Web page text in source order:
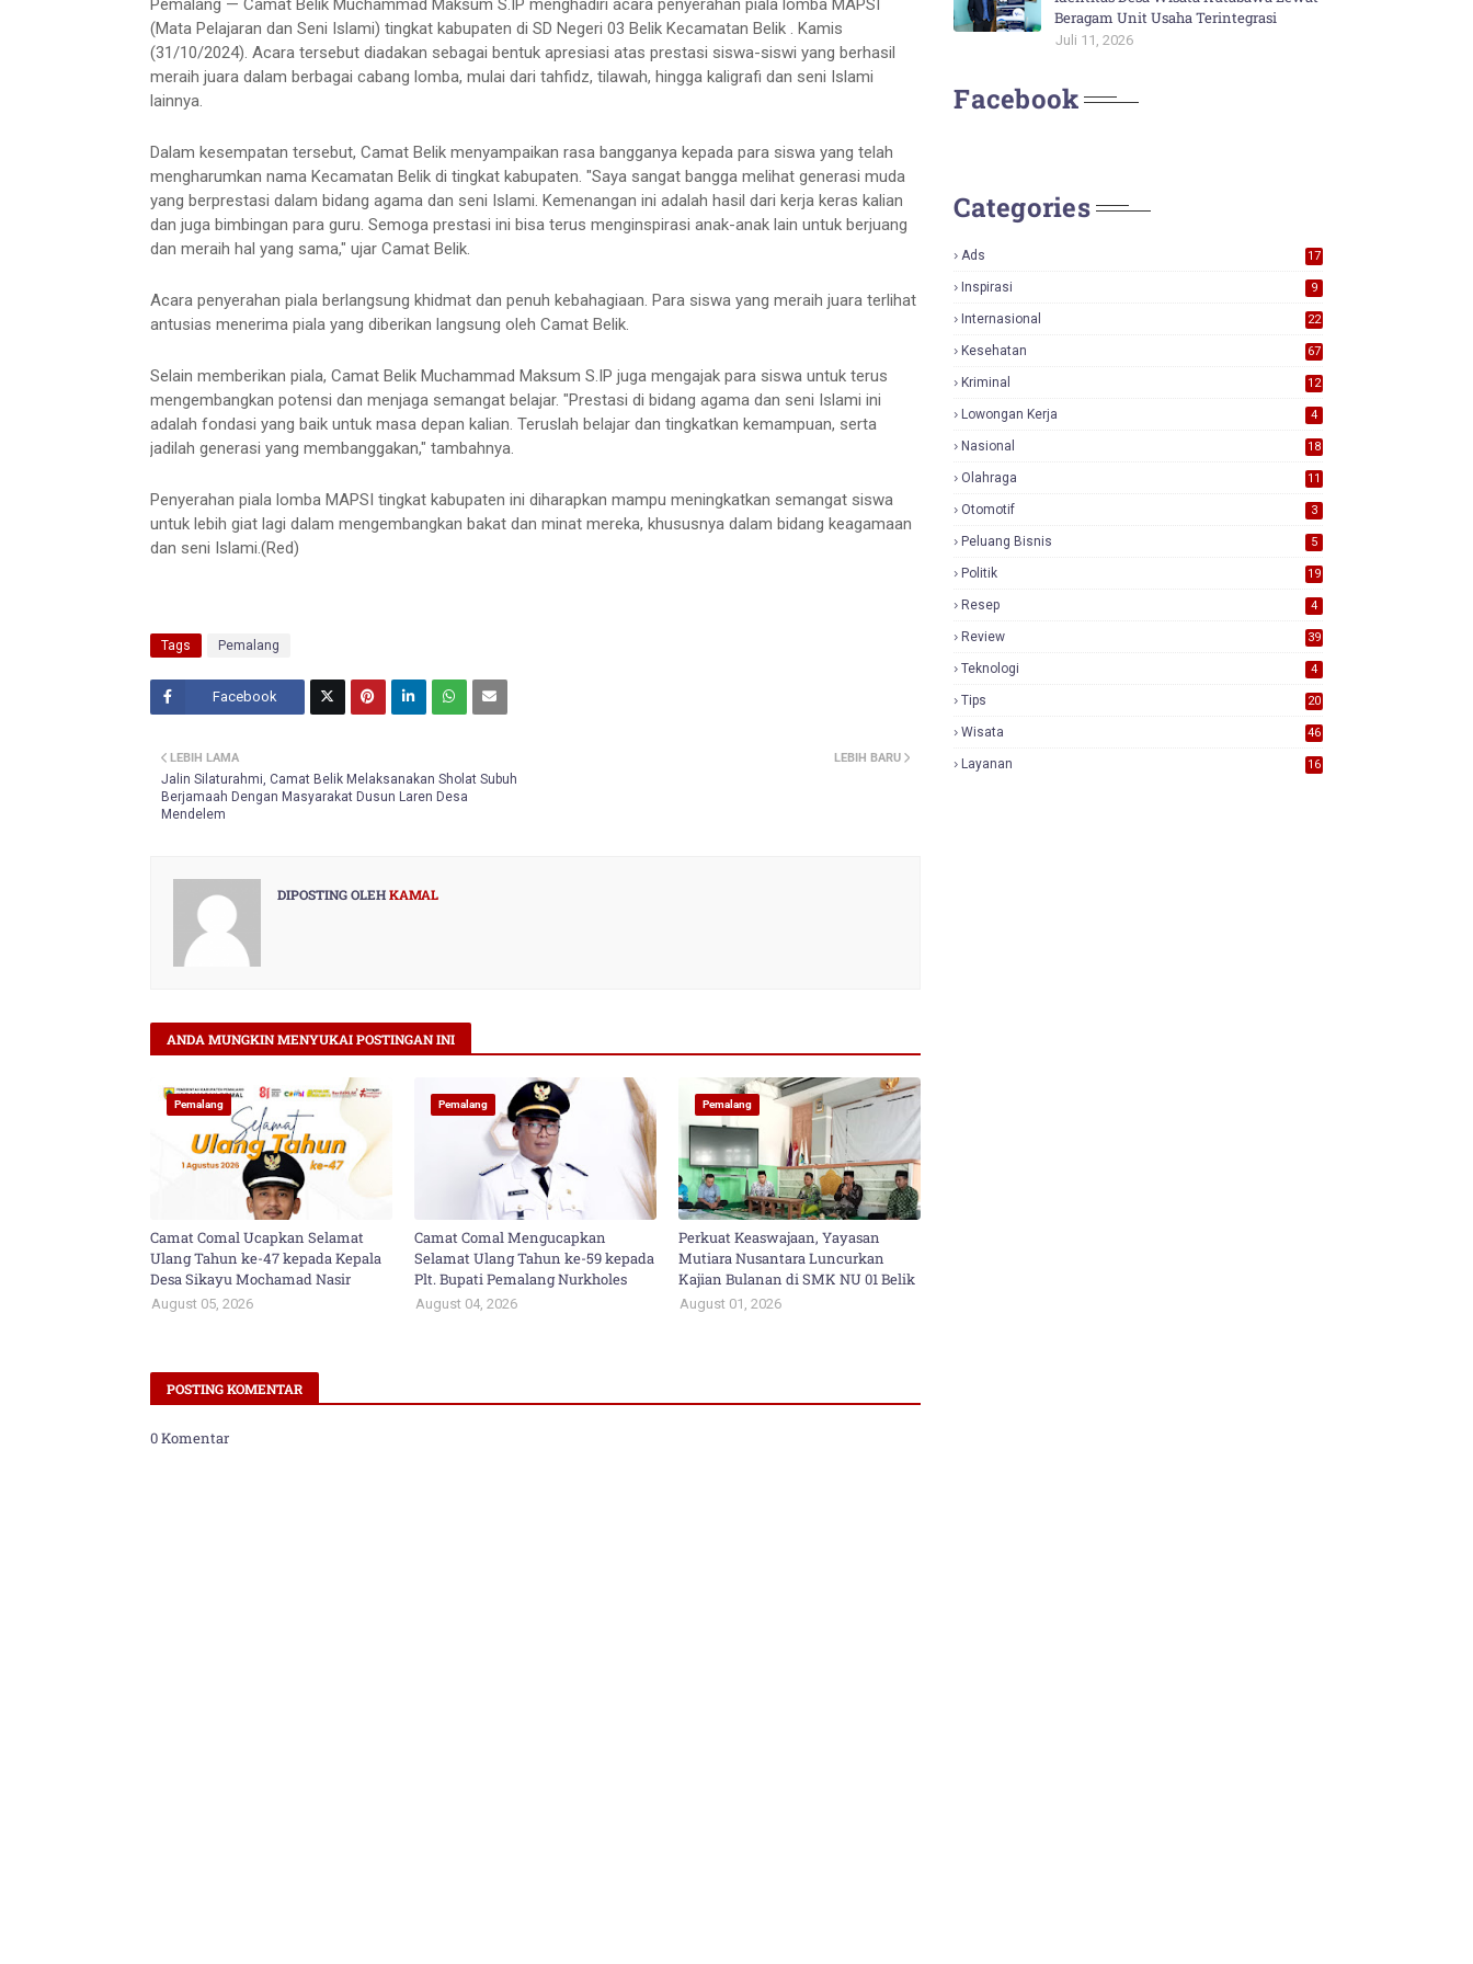
Pemalang — Camat Belik Muchammad Maksum S.IP menghadiri acara penyerahan piala lomba MAPSI
(Mata Pelajaran dan Seni Islami) tingkat kabupaten di SD Negeri 03 Belik Kecamatan Belik . Kamis
(31/10/2024). Acara tersebut diadakan sebagai bentuk apresiasi atas prestasi siswa-siswi yang berhasil
meraih juara dalam berbagai cabang lomba, mulai dari tahfidz, tilawah, hingga kaligrafi dan seni Islami
lainnya.
Dalam kesempatan tersebut, Camat Belik menyampaikan rasa bangganya kepada para siswa yang telah
mengharumkan nama Kecamatan Belik di tingkat kabupaten. "Saya sangat bangga melihat generasi muda
yang berprestasi dalam bidang agama dan seni Islami. Kemenangan ini adalah hasil dari kerja keras kalian
dan juga bimbingan para guru. Semoga prestasi ini bisa terus menginspirasi anak-anak lain untuk berjuang
dan meraih hal yang sama," ujar Camat Belik.
Acara penyerahan piala berlangsung khidmat dan penuh kebahagiaan. Para siswa yang meraih juara terlihat
antusias menerima piala yang diberikan langsung oleh Camat Belik.
Selain memberikan piala, Camat Belik Muchammad Maksum S.IP juga mengajak para siswa untuk terus
mengembangkan potensi dan menjaga semangat belajar. "Prestasi di bidang agama dan seni Islami ini
adalah fondasi yang baik untuk masa depan kalian. Teruslah belajar dan tingkatkan kemampuan, serta
jadilah generasi yang membanggakan," tambahnya.
Penyerahan piala lomba MAPSI tingkat kabupaten ini diharapkan mampu meningkatkan semangat siswa
untuk lebih giat lagi dalam mengembangkan bakat dan minat mereka, khususnya dalam bidang keagamaan
dan seni Islami.(Red)
Tags Pemalang
Facebook
LEBIH BARU
LEBIH LAMA
Jalin Silaturahmi, Camat Belik Melaksanakan Sholat Subuh
Berjamaah Dengan Masyarakat Dusun Laren Desa
Mendelem
DIPOSTING OLEHKAMAL
ANDA MUNGKIN MENYUKAI POSTINGAN INI
Pemalang
Camat Comal Ucapkan Selamat
Ulang Tahun ke-47 kepada Kepala
Desa Sikayu Mochamad Nasir
August 05, 2026
Pemalang
Camat Comal Mengucapkan
Selamat Ulang Tahun ke-59 kepada
Plt. Bupati Pemalang Nurkholes
August 04, 2026
Pemalang
Perkuat Keaswajaan, Yayasan
Mutiara Nusantara Luncurkan
Kajian Bulanan di SMK NU 01 Belik
August 01, 2026
POSTING KOMENTAR
0 Komentar
Beragam Unit Usaha Terintegrasi
Juli 11, 2026
Facebook
Categories
Ads
17
Inspirasi 9
Internasional 22
Kesehatan 67
Kriminal 12
Lowongan Kerja 4
Nasional
18
Olahraga 11
Otomotif 3
Peluang Bisnis 5
Politik 19
Resep 4
Review
39
Teknologi 4
Tips 20
Wisata 46
Layanan 16